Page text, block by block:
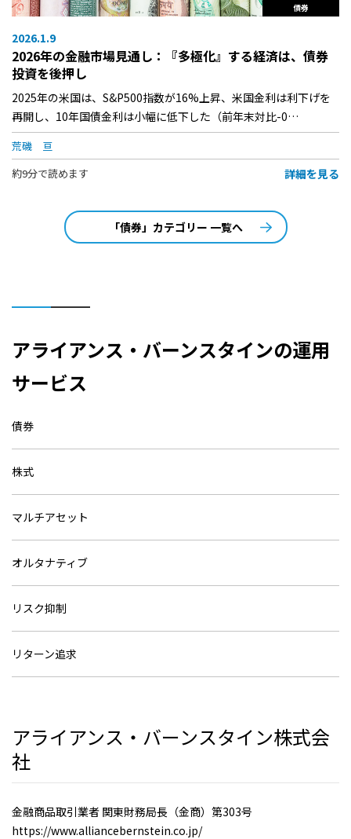
債券
2026.1.9
2026年の金融市場見通し：『多極化』する経済は、債券
投資を後押し
2025年の米国は、S&P500指数が16%上昇、米国金利は利下げを
再開し、10年国債金利は小幅に低下した（前年末対比-0…
荒磯 亘
約9分で読めます
詳細を見る
「債券」カテゴリー 一覧へ
アライアンス・バーンスタインの運用
サービス
債券
株式
マルチアセット
オルタナティブ
リスク抑制
リターン追求
アライアンス・バーンスタイン株式会
社
金融商品取引業者 関東財務局長（金商）第303号
https://www.alliancebernstein.co.jp/